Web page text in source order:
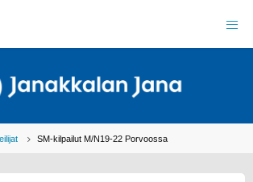
SM-kilpailut M/N19-22 Porvoossa